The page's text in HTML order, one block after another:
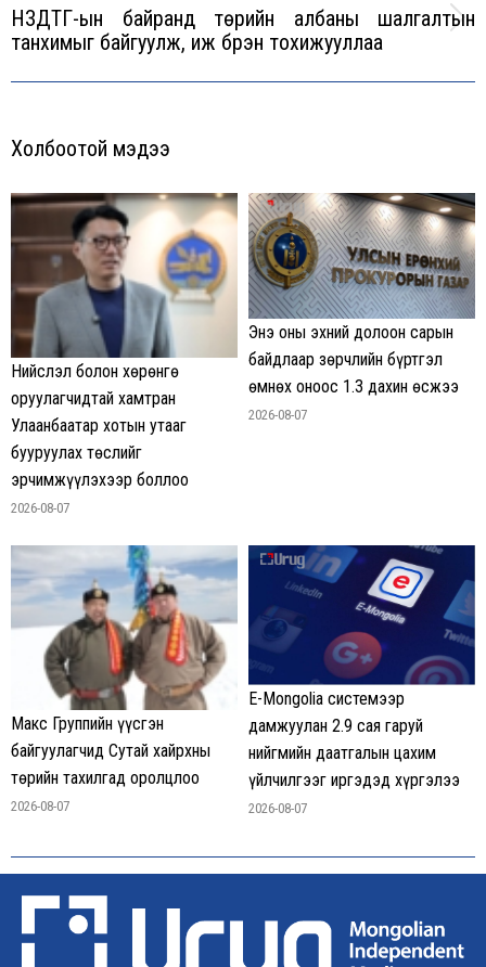
Next
НЗДТГ-ын байранд төрийн албаны шалгалтын
танхимыг байгуулж, иж бүрэн тохижууллаа
Холбоотой мэдээ
Нийслэл болон хөрөнгө
оруулагчидтай хамтран
Улаанбаатар хотын утааг
бууруулах төслийг
эрчимжүүлэхээр боллоо
2026-08-07
Энэ оны эхний долоон сарын
байдлаар зөрчлийн бүртгэл
өмнөх оноос 1.3 дахин өсжээ
2026-08-07
Макс Группийн үүсгэн
байгуулагчид Сутай хайрхны
төрийн тахилгад оролцлоо
2026-08-07
E-Mongolia системээр
дамжуулан 2.9 сая гаруй
нийгмийн даатгалын цахим
үйлчилгээг иргэдэд хүргэлээ
2026-08-07